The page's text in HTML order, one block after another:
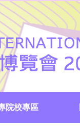
院校專區